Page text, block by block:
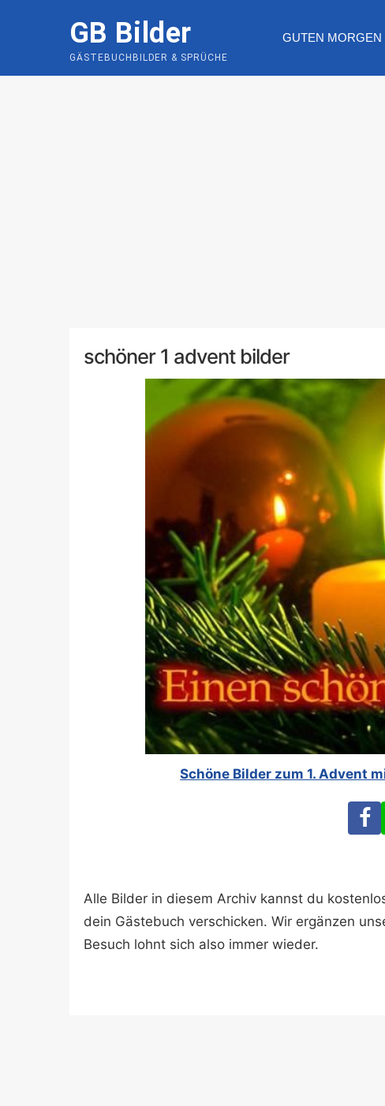
GB Bilder
GÄSTEBUCHBILDER & SPRÜCHE
GUTEN MORGEN
schöner 1 advent bilder
Schöne Bilder zum 1. Advent
Alle Bilder in diesem Archiv kannst du
dein Gästebuch verschicken. Wir ergänzen
Besuch lohnt sich also immer wieder.